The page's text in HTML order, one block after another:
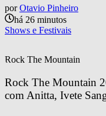
por Otavio Pinheiro
há 26 minutos
Shows e Festivais
Rock The Mountain
Rock The Mountain
com Anitta, Ivete